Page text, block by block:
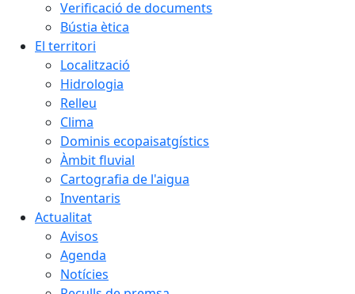
Verificació de documents
Bústia ètica
El territori
Localització
Hidrologia
Relleu
Clima
Dominis ecopaisatgístics
Àmbit fluvial
Cartografia de l'aigua
Inventaris
Actualitat
Avisos
Agenda
Notícies